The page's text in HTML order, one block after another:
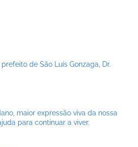
de São Luís Gonzaga, Dr.
maior expressão viva da nossa
para continuar a viver.